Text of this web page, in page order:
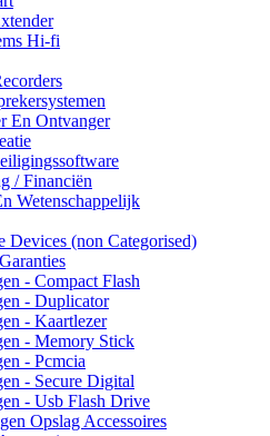
Hi-fi
En Ontvanger
/ Financiën
Wetenschappelijk
Devices (non Categorised)
- Compact Flash
- Duplicator
- Kaartlezer
- Memory Stick
- Pcmcia
- Secure Digital
- Usb Flash Drive
Opslag Accessoires